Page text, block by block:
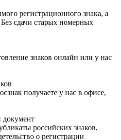
регистрационного знака, а
Без сдачи старых номерных
знаков онлайн или у нас
получаете у нас в офисе,
документ
российских знаков,
о регистрации